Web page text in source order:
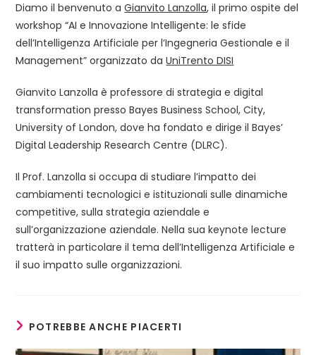
Diamo il benvenuto aGianvito Lanzolla, il primo ospite del
workshop “AI e Innovazione Intelligente: le sfide
dell’Intelligenza Artificiale per l’Ingegneria Gestionale e il
Management” organizzato daUniTrento DISI
Gianvito Lanzolla è professore di strategia e digital
transformation presso Bayes Business School, City,
University of London, dove ha fondato e dirige il Bayes’
Digital Leadership Research Centre (DLRC).
Il Prof. Lanzolla si occupa di studiare l’impatto dei
cambiamenti tecnologici e istituzionali sulle dinamiche
competitive, sulla strategia aziendale e
sull’organizzazione aziendale. Nella sua keynote lecture
tratterà in particolare il tema dell’Intelligenza Artificiale e
il suo impatto sulle organizzazioni.
POTREBBE ANCHE PIACERTI